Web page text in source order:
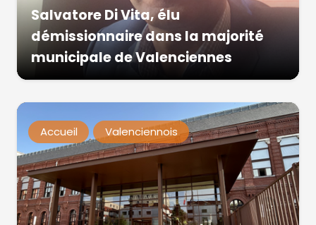
Salvatore Di Vita, élu
démissionnaire dans la majorité
municipale de Valenciennes
Accueil Valenciennois